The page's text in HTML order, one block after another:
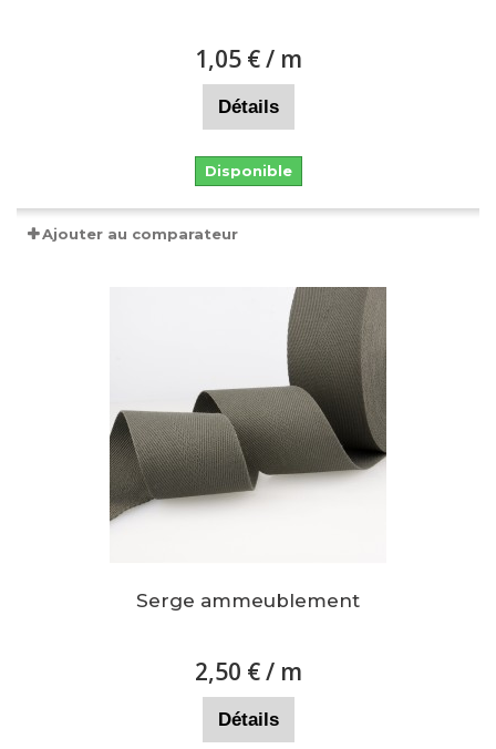
1,05 €/ m
Détails
Disponible
Ajouter au comparateur
Serge ammeublement
2,50 €/ m
Détails